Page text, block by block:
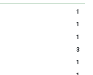
1
1
1
3
1